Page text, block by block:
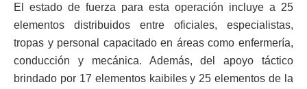
El estado de fuerza para esta operación incluye a 25
elementos distribuidos entre oficiales, especialistas,
tropas y personal capacitado en áreas como enfermería,
conducción y mecánica. Además, del apoyo táctico
brindado por 17 elementos kaibiles y 25 elementos de la